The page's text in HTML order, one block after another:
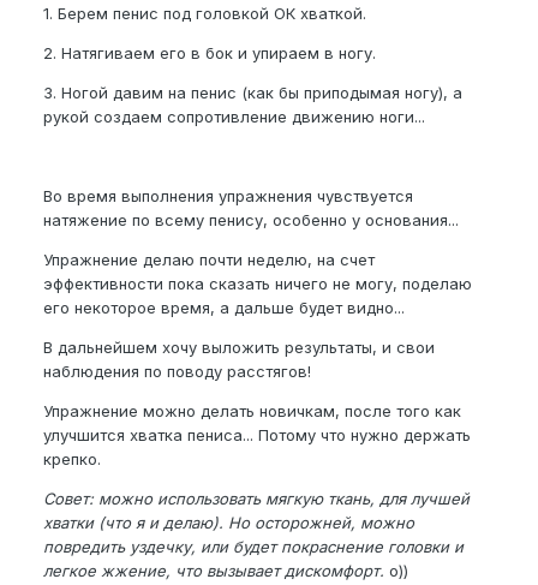
1. Берем пенис под головкой ОК хваткой.
2. Натягиваем его в бок и упираем в ногу.
3. Ногой давим на пенис (как бы приподымая ногу), а
рукой создаем сопротивление движению ноги...
Во время выполнения упражнения чувствуется
натяжение по всему пенису, особенно у основания...
Упражнение делаю почти неделю, на счет
эффективности пока сказать ничего не могу, поделаю
его некоторое время, а дальше будет видно...
В дальнейшем хочу выложить результаты, и свои
наблюдения по поводу расстягов!
Упражнение можно делать новичкам, после того как
улучшится хватка пениса... Потому что нужно держать
крепко.
Совет: можно использовать мягкую ткань, для лучшей
хватки (что я и делаю). Но осторожней, можно
повредить уздечку, или будет покраснение головки и
легкое жжение, что вызывает дискомфорт. o))